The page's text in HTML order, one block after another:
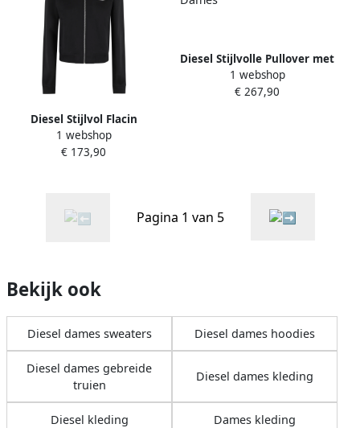
Diesel Stijlvol Flacin
Modieuze Kleding Black
Dames
1 webshop
€ 173,90
Diesel Stijlvolle Pullover met
Valari Design Red Dames
1 webshop
€ 267,90
Pagina 1 van 5
Bekijk ook
Diesel dames sweaters Diesel dames hoodies
Diesel dames gebreide
truien
Diesel dames kleding
Diesel kleding Dames kleding